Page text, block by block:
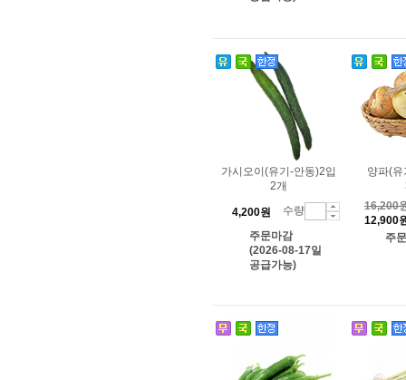
가시오이(유기-안동)2입
2개
4,200원
수량
주문마감
(2026-08-17일
공급가능)
양파(
16,200
12,900
주